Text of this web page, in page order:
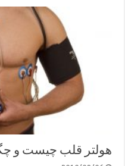
هولتر قلب چیست و